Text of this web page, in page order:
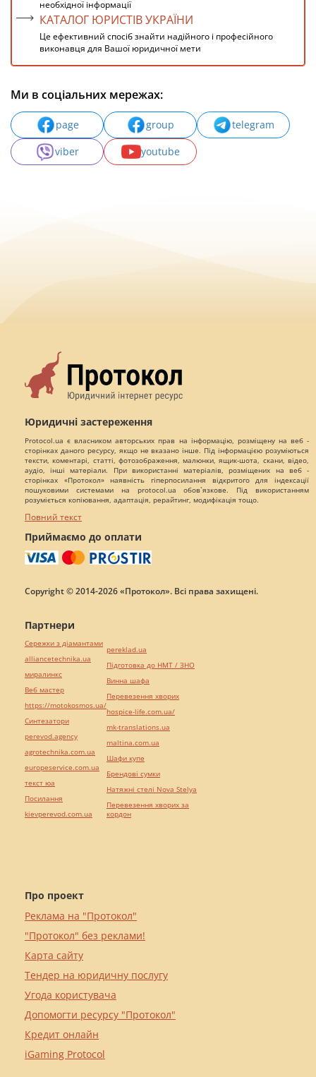
необхідної інформації
КАТАЛОГ ЮРИСТІВ УКРАЇНИ
Це ефективний спосіб знайти надійного і професійного
виконавця для Вашої юридичної мети
Ми в соціальних мережах:
page group
telegram
viber
youtube
Юридичні застереження
Protocol.ua є власником авторських прав на інформацію, розміщену на веб -
сторінках даного ресурсу, якщо не вказано інше. Під інформацією розуміються
тексти, коментарі, статті, фотозображення, малюнки, ящик-шота, скани, відео,
аудіо, інші матеріали. При використанні матеріалів, розміщених на веб -
сторінках «Протокол» наявність гіперпосилання відкритого для індексації
пошуковими системами на protocol.ua обов`язкове. Під використанням
розуміється копіювання, адаптація, рерайтинг, модифікація тощо.
Повний текст
Приймаємо до оплати
Copyright © 2014-2026 «Протокол». Всі права захищені.
Про проект
Реклама на "Протокол"
"Протокол" без реклами!
Карта сайту
Тендер на юридичну послугу
Угода користувача
Допомогти ресурсу "Протокол"
Кредит онлайн
iGaming Protocol
Партнери
Сережки з діамантами
alliancetechnika.ua
миралинкс
Веб мастер
https://motokosmos.ua/
Синтезатори
perevod.agency
agrotechnika.com.ua
europeservice.com.ua
текст юа
Посилання
kievperevod.com.ua
pereklad.ua
Підготовка до НМТ / ЗНО
Винна шафа
Перевезення хворих
hospice-life.com.ua/
mk-translations.ua
maltina.com.ua
Шафи купе
Брендові сумки
Натяжні стелі Nova Stelya
Перевезення хворих за
кордон